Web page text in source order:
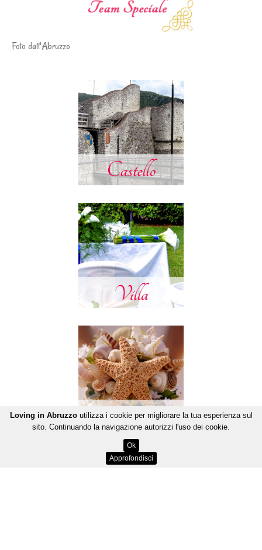
Foto dall'Abruzzo
Loving in Abruzzoutilizza i cookie per migliorare la tua esperienza sul
sito. Continuando la navigazione autorizzi l'uso dei cookie.
Ok
Approfondisci